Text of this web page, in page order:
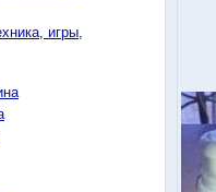
игры,